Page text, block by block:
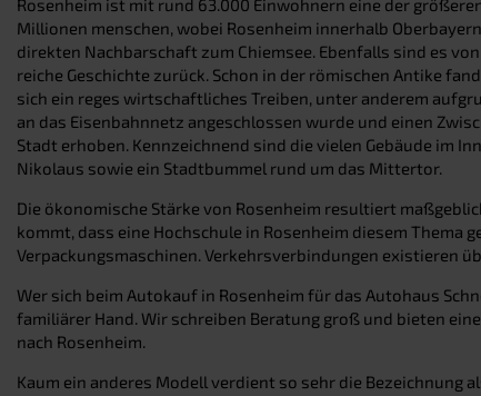
Millionen menschen, wobei Rosenheim innerhalb
direkten Nachbarschaft zum Chiemsee. Ebenfalls sind es
reiche Geschichte zurück. Schon in der römischen Antike
sich ein reges wirtschaftliches Treiben, unter anderem
an das Eisenbahnnetz angeschlossen wurde und einen
Stadt erhoben. Kennzeichnend sind die vielen Gebäude im
Nikolaus sowie ein Stadtbummel rund um das Mittertor.
Die ökonomische Stärke von Rosenheim resultiert
kommt, dass eine Hochschule in Rosenheim diesem
Verpackungsmaschinen. Verkehrsverbindungen existieren
Wer sich beim Autokauf in Rosenheim für das Autohaus
familiärer Hand. Wir schreiben Beratung groß und bieten
nach Rosenheim.
Kaum ein anderes Modell verdient so sehr die Bezeichnung